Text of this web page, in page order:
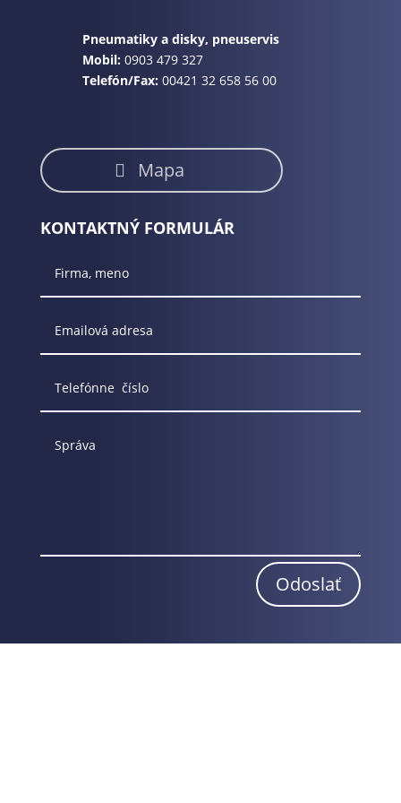
Pneumatiky a disky, pneuservis
Mobil: 0903 479 327
Telefón/Fax:00421 32 658 56 00
Mapa
KONTAKTNÝ FORMULÁR
Odoslať